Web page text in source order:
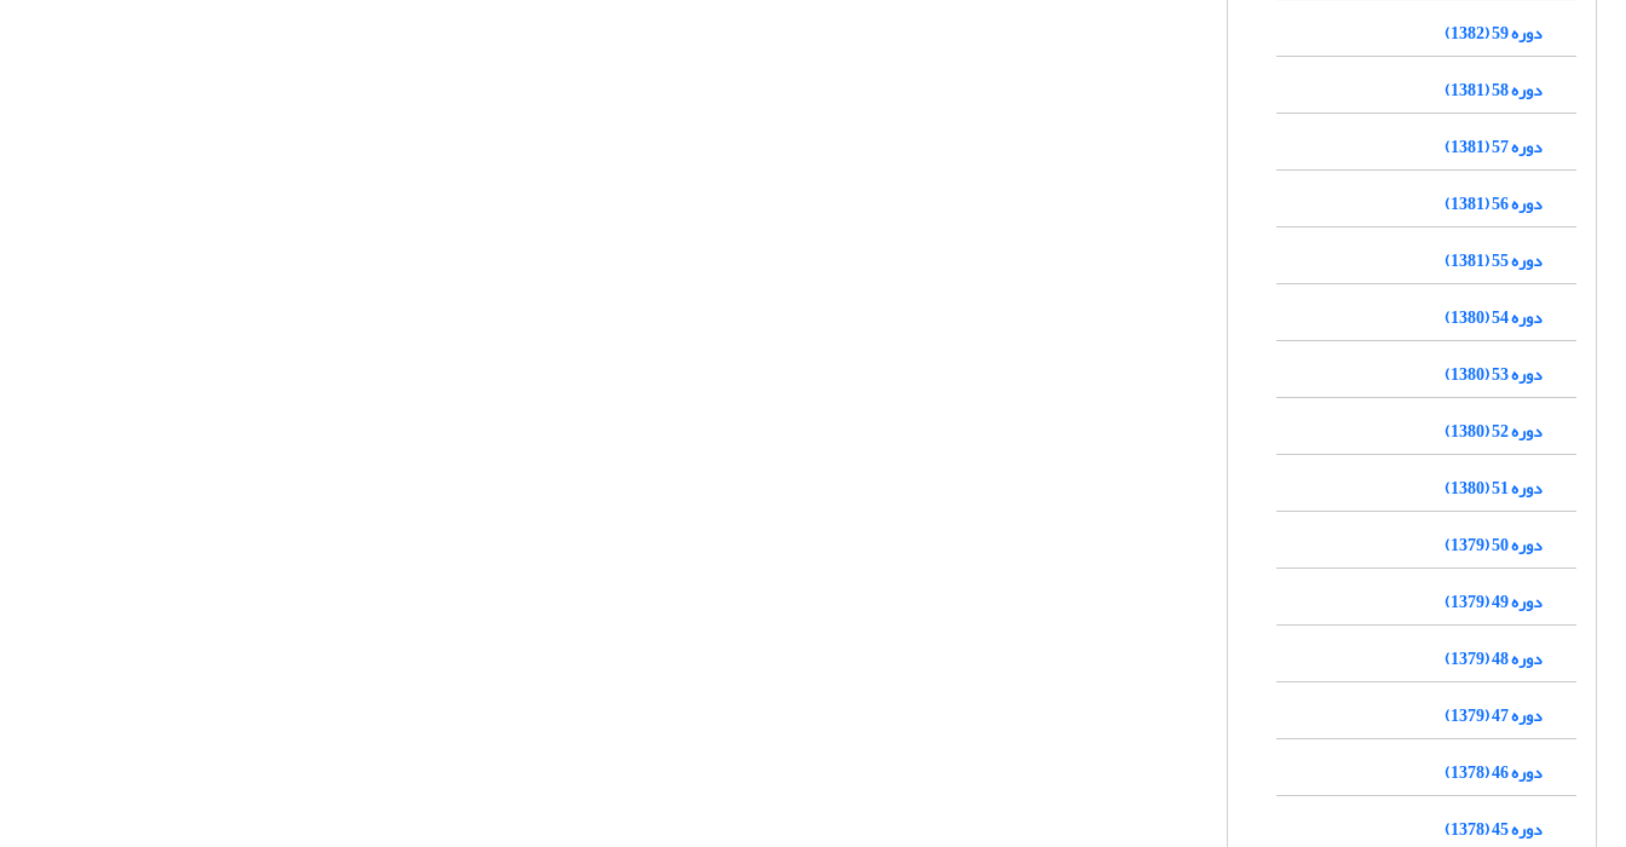
دوره 59 (1382)
دوره 58 (1381)
دوره 57 (1381)
دوره 56 (1381)
دوره 55 (1381)
دوره 54 (1380)
دوره 53 (1380)
دوره 52 (1380)
دوره 51 (1380)
دوره 50 (1379)
دوره 49 (1379)
دوره 48 (1379)
دوره 47 (1379)
دوره 46 (1378)
دوره 45 (1378)